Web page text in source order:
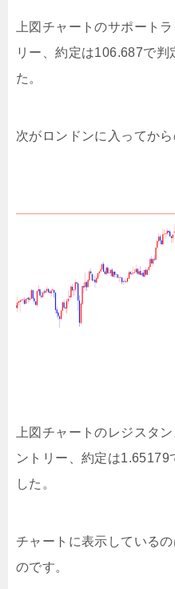
上図チャートのサポート
リー、約定は106.687で
た。
次がロンドンに入ってから
上図チャートのレジスタ
ントリー、約定は
した。
チャートに表示している
のです。